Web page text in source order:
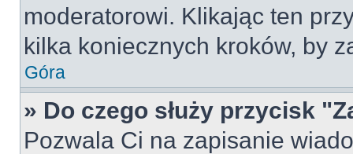
moderatorowi. Klikając ten
kilka koniecznych kroków, by
Góra
» Do czego służy przycisk
Pozwala Ci na zapisanie